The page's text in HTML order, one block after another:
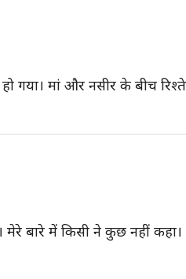
गया। मां और नसीर के बीच
मेरे बारे में किसी ने कुछ नहीं